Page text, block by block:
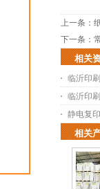
上一条：
下一条：
相关
临沂印
临沂印
静电复
相关